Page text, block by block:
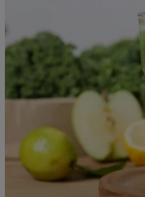
vitamíny